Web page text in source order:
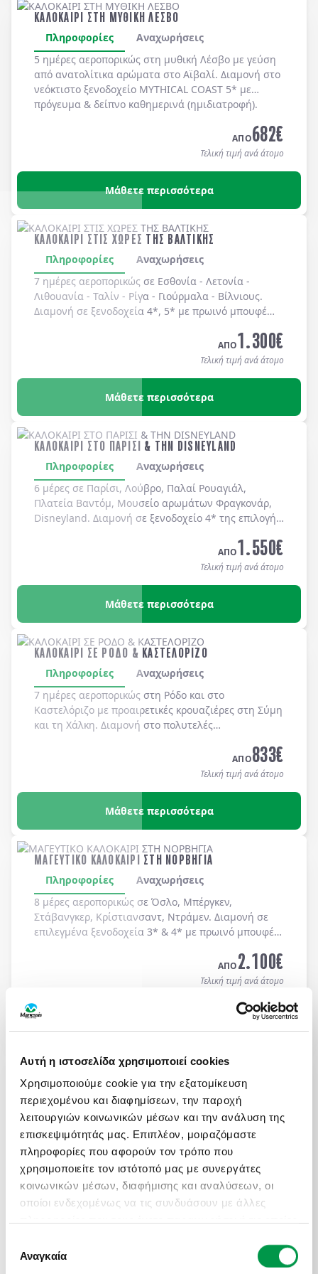
Αυτή η ιστοσελίδα χρησιμοποιεί cookies
Χρησιμοποιούμε cookie για την εξατομίκευση
περιεχομένου και διαφημίσεων, την παροχή
λειτουργιών κοινωνικών μέσων και την ανάλυση της
επισκεψιμότητάς μας. Επιπλέον, μοιραζόμαστε
πληροφορίες που αφορούν τον τρόπο που
χρησιμοποιείτε τον ιστότοπό μας με συνεργάτες
κοινωνικών μέσων, διαφήμισης και αναλύσεων, οι
οποίοι ενδεχομένως να τις συνδυάσουν με άλλες
χρήση των υπηρεσιών τους.
συγκατάθεσης
Αναγκαία
ΚΑΛΟΚΑΙΡΙ ΣΤΗ ΜΥΘΙΚΗ ΛΕΣΒΟ
Πληροφορίες
Αναχωρήσεις
5 ημέρες αεροπορικώς στη μυθική Λέσβο με γεύση
από ανατολίτικα αρώματα στο Αϊβαλί. Διαμονή στο
νεόκτιστο ξενοδοχείο MYTHICAL COAST 5* με
πρόγευμα & δείπνο καθημερινά (ημιδιατροφή).
ΑΠΟ682€
Τελική τιμή ανά άτομο
Μάθετε περισσότερα
ΚΑΛΟΚΑΙΡΙ ΣΤΙΣ ΧΩΡΕΣ ΤΗΣ ΒΑΛΤΙΚΗΣ
Πληροφορίες
Αναχωρήσεις
7 ημέρες αεροπορικώς σε Εσθονία - Λετονία -
Λιθουανία - Ταλίν - Ρίγα - Γιούρμαλα - Βίλνιους.
Διαμονή σε ξενοδοχεία 4*, 5* με πρωινό μπουφέ
ΑΠΟ1.300€
Τελική τιμή ανά άτομο
Μάθετε περισσότερα
ΚΑΛΟΚΑΙΡΙ ΣΤΟ ΠΑΡΙΣΙ & ΤΗΝ DISNEYLAND
Πληροφορίες
Αναχωρήσεις
6 μέρες σε Παρίσι, Λούβρο, Παλαί Ρουαγιάλ,
Πλατεία Βαντόμ, Μουσείο αρωμάτων Φραγκονάρ,
Disneyland. Διαμονή σε ξενοδοχείo 4* της επιλογής
ΑΠΟ1.550€
Τελική τιμή ανά άτομο
Μάθετε περισσότερα
ΚΑΛΟΚΑΙΡΙ ΣΕ ΡΟΔΟ & ΚΑΣΤΕΛΟΡΙΖΟ
Πληροφορίες
Αναχωρήσεις
7 ημέρες αεροπορικώς στη Ρόδο και στο
Καστελόριζο με προαιρετικές κρουαζιέρες στη Σύμη
και τη Χάλκη. Διαμονή στο πολυτελές
(ημιδιατροφή).
ΑΠΟ833€
Τελική τιμή ανά άτομο
Μάθετε περισσότερα
ΜΑΓΕΥΤΙΚΟ ΚΑΛΟΚΑΙΡΙ ΣΤΗ ΝΟΡΒΗΓΙΑ
Πληροφορίες
Αναχωρήσεις
8 μέρες αεροπορικώς σε Όσλο, Μπέργκεν,
Στάβανγκερ, Κρίστιανσαντ, Ντράμεν. Διαμονή σε
επιλεγμένα ξενοδοχεία 3* & 4* με πρωινό μπουφέ
ΑΠΟ2.100€
Τελική τιμή ανά άτομο
ΑΤΟΜΙΚΟ ΤΑΞΙΔΙ ΜΕ ΣΑΦΑΡΙ ΣΤΗΝ ΚΕΝΥΑ &
ΜΟΜΠΑΣΑ
Πληροφορίες
Αναχωρήσεις
13 ημέρες / 10 νύχτες αεροπορικώς σε Ναϊρόμπι -
Αμποσέλι - Ανατολικό Τσάβο - Μομπάσα - Wasini
Island. Αναχωρήσεις κάθε Τρίτη & Πέμπτη από
19/04 έως 10/12/2026 (επιστροφή). Οργανωμένα
Ατομικά Ταξίδια με ελάχιστη συμμετοχή 2 ατόμων.
ON REQUEST
ΑΠΟ3.450